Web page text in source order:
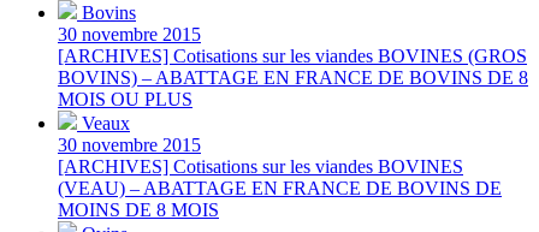
Bovins
30 novembre 2015
[ARCHIVES] Cotisations sur les viandes BOVINES (GROS
BOVINS) – ABATTAGE EN FRANCE DE BOVINS DE 8
MOIS OU PLUS
Veaux
30 novembre 2015
[ARCHIVES] Cotisations sur les viandes BOVINES
(VEAU) – ABATTAGE EN FRANCE DE BOVINS DE
MOINS DE 8 MOIS